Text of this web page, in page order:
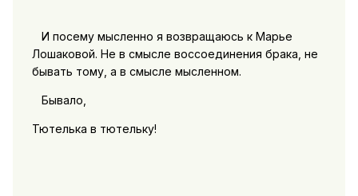
И посему мысленно я возвращаюсь к Марье
Лошаковой. Не в смысле воссоединения брака, не
бывать тому, а в смысле мысленном.
Бывало,
Тютелька в тютельку!